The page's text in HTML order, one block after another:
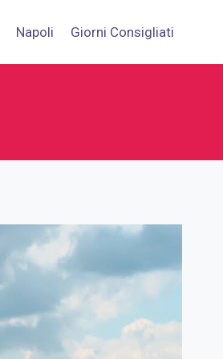
Napoli Giorni Consigliati